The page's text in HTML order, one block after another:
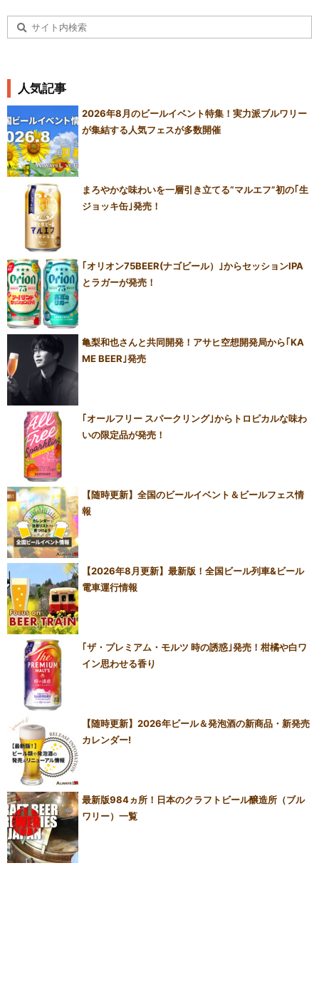
人気記事
2026年8月のビールイベント特集！実力派ブルワリー
が集結する人気フェスが多数開催
まろやかな味わいを一層引き立てる“マルエフ”初の｢生
ジョッキ缶｣発売！
｢オリオン75BEER(ナゴビール）｣からセッションIPA
とラガーが発売！
亀梨和也さんと共同開発！アサヒ空想開発局から｢KA
ME BEER｣発売
｢オールフリー スパークリング｣からトロピカルな味わ
いの限定品が発売！
【随時更新】全国のビールイベント＆ビールフェス情
報
【2026年8月更新】最新版！全国ビール列車&ビール
電車運行情報
｢ザ・プレミアム・モルツ 時の誘惑｣発売！柑橘や白ワ
イン思わせる香り
【随時更新】2026年ビール＆発泡酒の新商品・新発売
カレンダー!
最新版984ヵ所！日本のクラフトビール醸造所（ブル
ワリー）一覧